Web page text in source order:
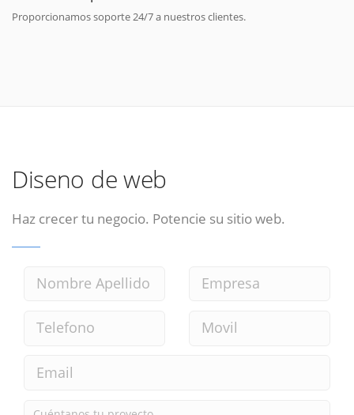
Proporcionamos soporte 24/7 a nuestros clientes.
Diseno de web
Haz crecer tu negocio. Potencie su sitio web.